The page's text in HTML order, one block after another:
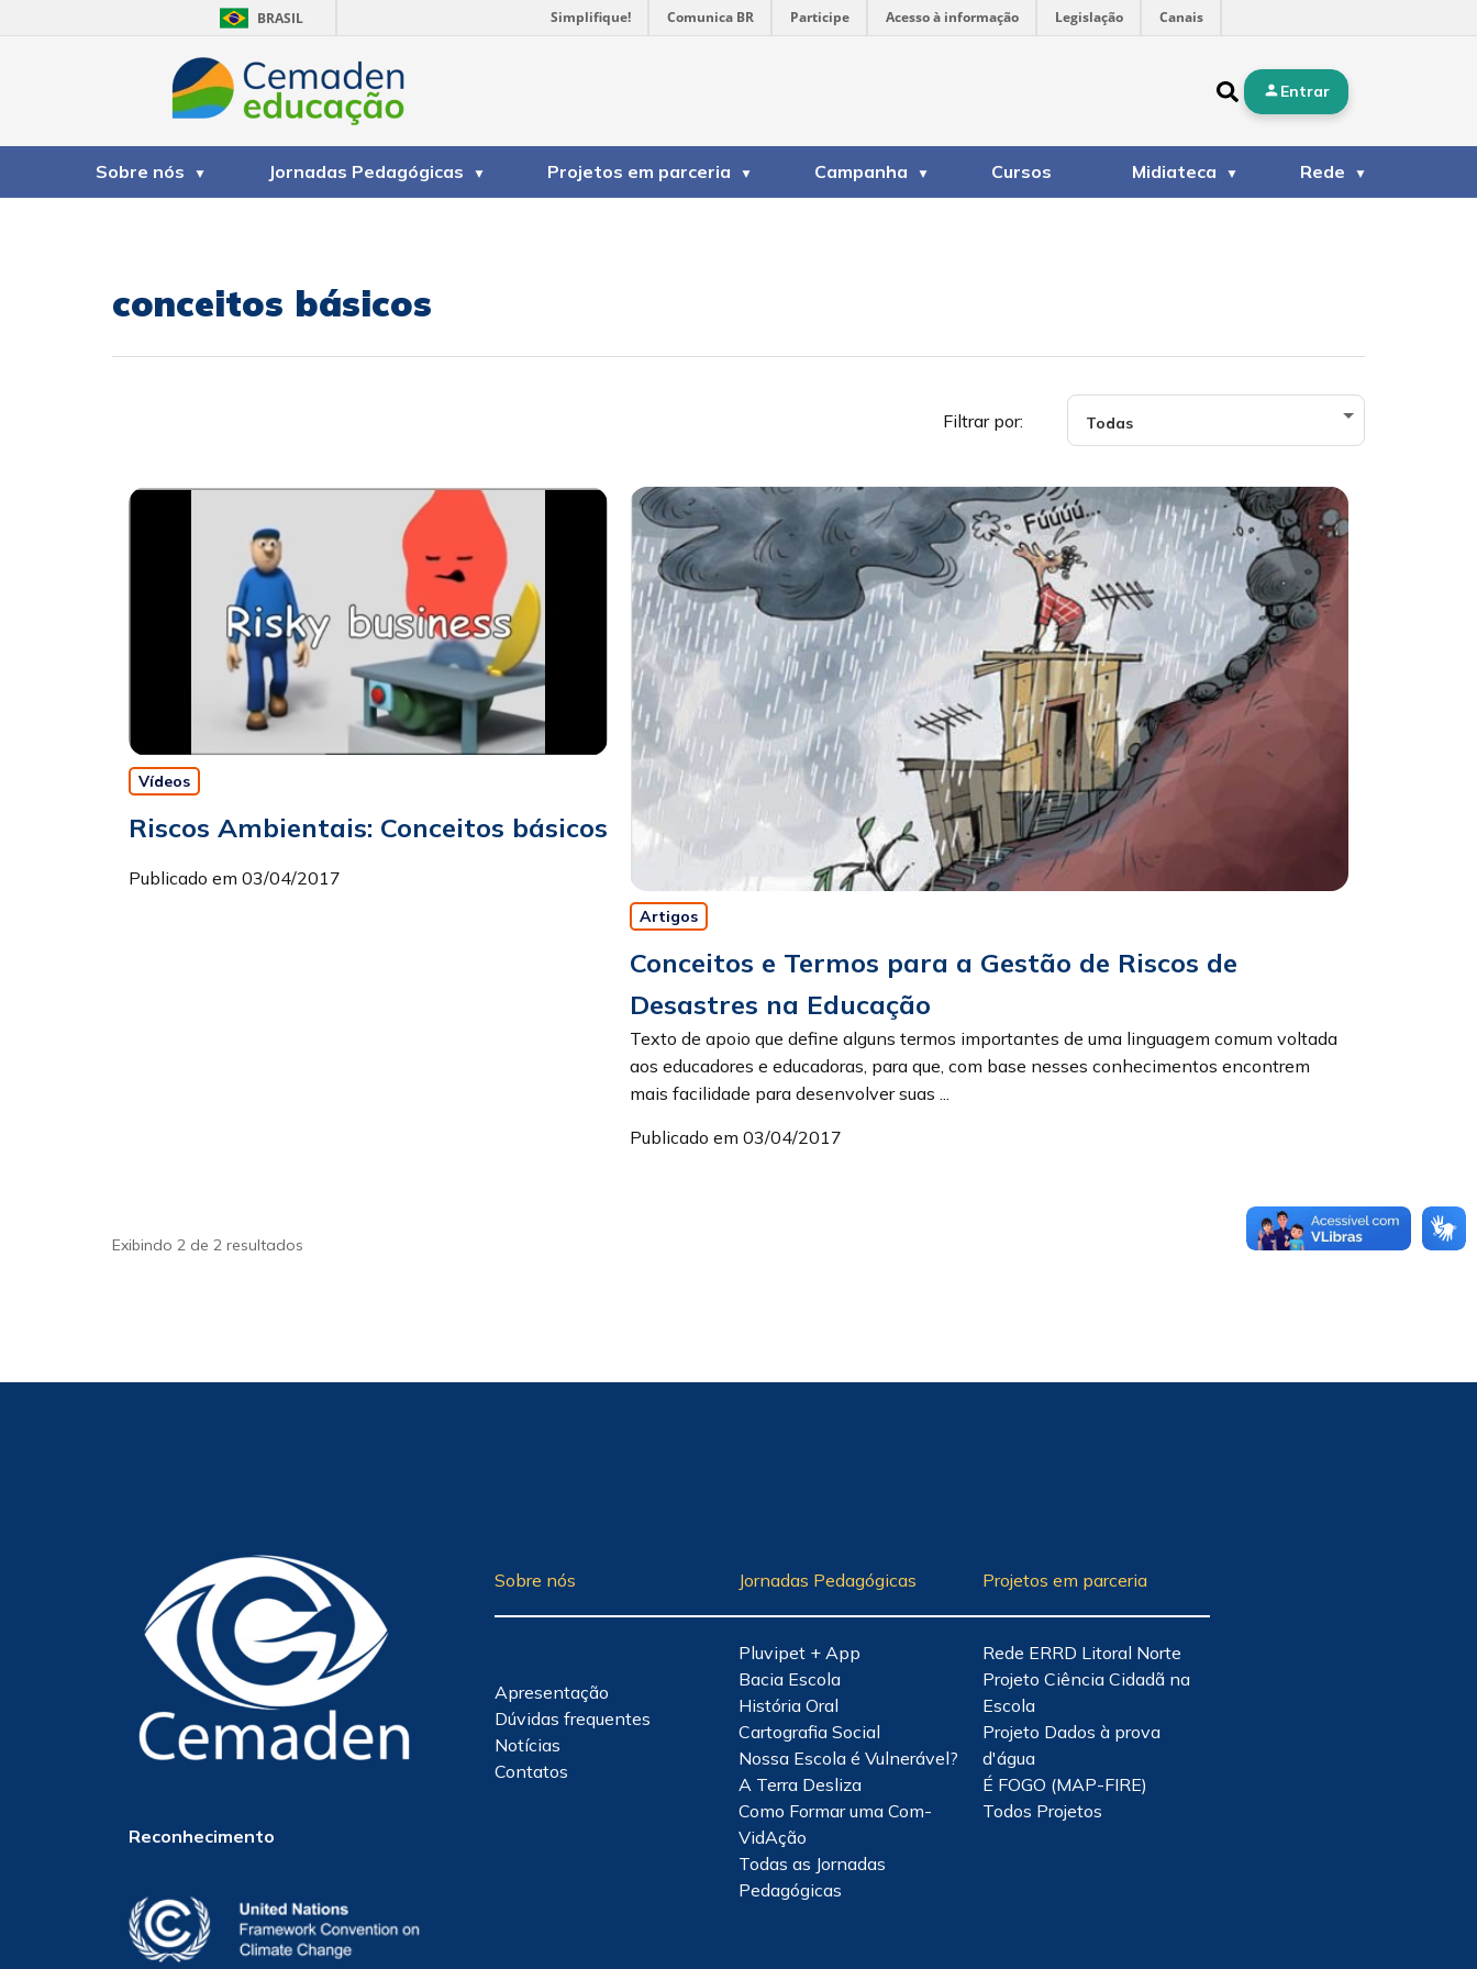
BRASIL Simplifique! Comunica BR Participe Acesso à informação Legislação Canais
Entrar
Sobre nós Jornadas Pedagógicas Projetos em parceria Campanha Cursos Midiateca Rede
conceitos básicos
Filtrar por:
Vídeos
Riscos Ambientais: Conceitos básicos
Publicado em 03/04/2017
Artigos
Conceitos e Termos para a Gestão de Riscos de
Desastres na Educação
Texto de apoio que define alguns termos importantes de uma linguagem comum voltada
aos educadores e educadoras, para que, com base nesses conhecimentos encontrem
mais facilidade para desenvolver suas ...
Publicado em 03/04/2017
Exibindo 2 de 2 resultados
Reconhecimento
Sobre nós
Apresentação
Dúvidas frequentes
Notícias
Contatos
Jornadas Pedagógicas
Pluvipet + App
Bacia Escola
História Oral
Cartografia Social
Nossa Escola é Vulnerável?
A Terra Desliza
Como Formar uma Com-
VidAção
Todas as Jornadas
Pedagógicas
Projetos em parceria
Rede ERRD Litoral Norte
Projeto Ciência Cidadã na
Escola
Projeto Dados à prova
d'água
É FOGO (MAP-FIRE)
Todos Projetos